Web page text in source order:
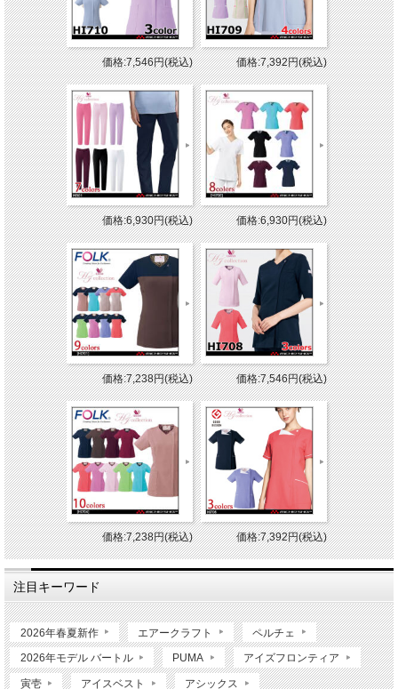
価格:7,546円(税込) 価格:7,392円(税込)
価格:6,930円(税込) 価格:6,930円(税込)
価格:7,238円(税込) 価格:7,546円(税込)
価格:7,238円(税込) 価格:7,392円(税込)
注目キーワード
2026年春夏新作 エアークラフト ペルチェ
2026年モデル バートル PUMA アイズフロンティア
寅壱 アイスベスト アシックス